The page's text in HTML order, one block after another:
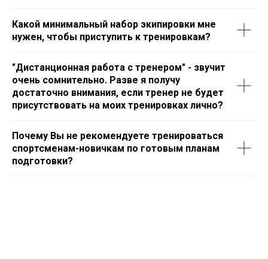
Какой минимальный набор экипировки мне
нужен, чтобы приступить к тренировкам?
"Дистанционная работа с тренером" - звучит
очень сомнительно. Разве я получу
достаточно внимания, если тренер не будет
присутствовать на моих тренировках лично?
Почему Вы не рекомендуете тренироваться
спортсменам-новичкам по готовым планам
подготовки?